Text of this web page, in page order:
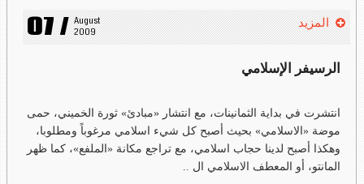
07 / August
2009
المزيد
الرسيفر الإسلامي
انتشرت في بداية الثمانينات، مع انتشار «مبادئ» ثورة الخميني، حمى
موضة «الاسلامي» بحيث أصبح كل شيء اسلامي مرغوباً ومطلوبا،
وهكذا أصبح لدينا حجاب اسلامي، مع تراجع مكانة «الملفع»، كما ظهر
المانتو، أو المعطف الاسلامي ال ..